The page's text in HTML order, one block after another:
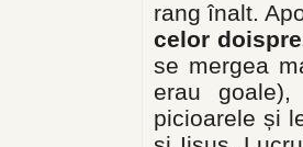
rang înalt.
celor
se mergea
erau
picioarele și